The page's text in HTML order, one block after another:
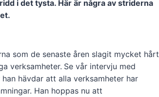
i det tysta. Här är några av striderna
som de senaste åren slagit mycket hårt
verksamheter. Se vår intervju med
hävdar att alla verksamheter har
Han hoppas nu att